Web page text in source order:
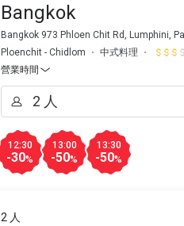
Bangkok
Bangkok 973 Phloen Chit Rd, Lumphini,
Ploenchit - Chidlom
中式料理
營業時間
12:30
-30%
13:00
-50%
13:30
-50%
2 人